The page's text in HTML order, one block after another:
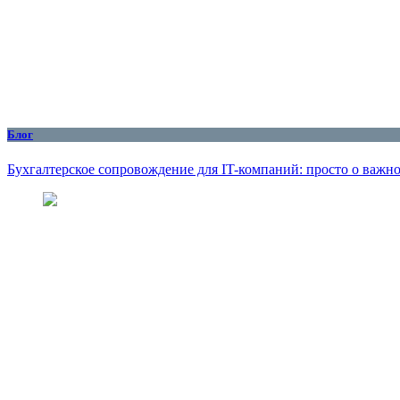
Блог
Бухгалтерское сопровождение для IT-компаний: просто о